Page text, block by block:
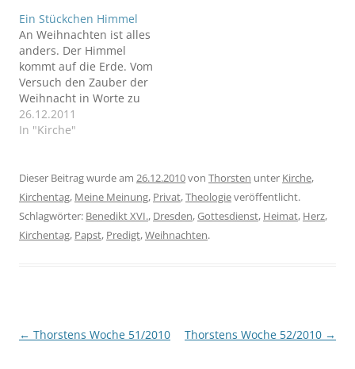
Vorbereitung des 31.
Deutschen
Evangelischen
Kirchentages! Los ging es
am Hauptbahnhof mit
dem ICE. Köln ist eine
tolle Stadt! Insbesondere
der Kölner Dom ist…
Ein Stückchen Himmel
An Weihnachten ist alles
anders. Der Himmel
kommt auf die Erde. Vom
Versuch den Zauber der
Weihnacht in Worte zu
fassen.
26.12.2011
In "Kirche"
Dieser Beitrag wurde am 26.12.2010von Thorsten unter Kirche,
Kirchentag, Meine Meinung, Privat,Theologieveröffentlicht.
Schlagwörter: Benedikt XVI., Dresden,Gottesdienst, Heimat, Herz,
Kirchentag, Papst, Predigt,Weihnachten.
Beitragsnavigation
← Thorstens Woche 51/2010 Thorstens Woche 52/2010 →